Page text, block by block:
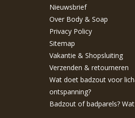
Nieuwsbrief
Over Body & Soap
Privacy Policy
Sitemap
Vakantie & Shopsluiting
Verzenden & retourneren
Wat doet badzout voor
ontspanning?
Badzout of badparels?